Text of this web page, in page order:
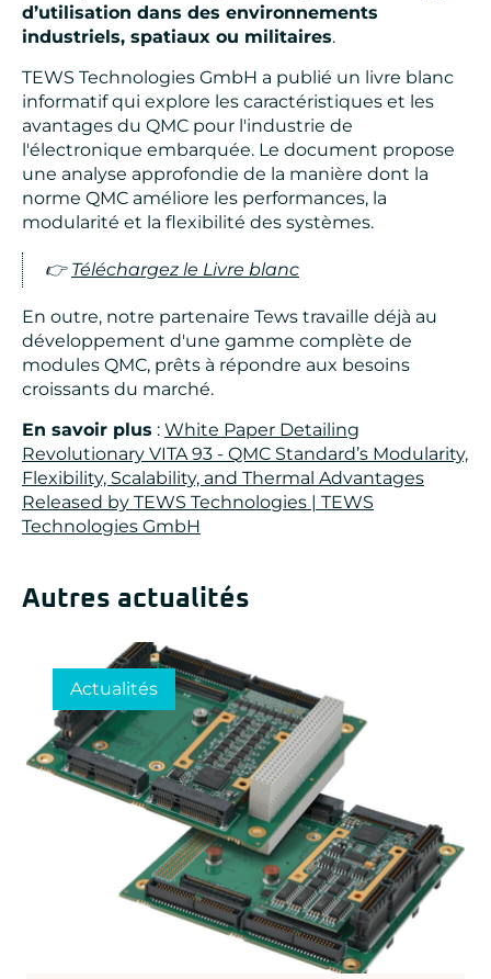
d’utilisation dans des environnements
industriels, spatiaux ou militaires.
TEWS Technologies GmbH a publié un livre blanc
informatif qui explore les caractéristiques et les
avantages du QMC pour l'industrie de
l'électronique embarquée. Le document propose
une analyse approfondie de la manière dont la
norme QMC améliore les performances, la
modularité et la flexibilité des systèmes.
👉 Téléchargez le Livre blanc
En outre, notre partenaire Tews travaille déjà au
développement d'une gamme complète de
modules QMC, prêts à répondre aux besoins
croissants du marché.
En savoir plus : White Paper Detailing
Revolutionary VITA 93 - QMC Standard’s Modularity,
Flexibility, Scalability, and Thermal Advantages
Released by TEWS Technologies | TEWS
Technologies GmbH
Autres actualités
Actualités